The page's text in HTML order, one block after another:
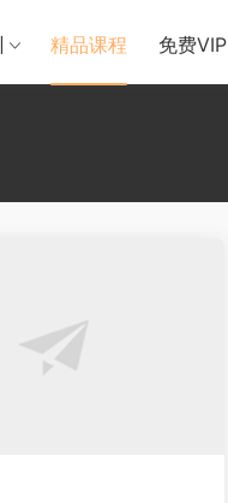
精品课程 免费VIP